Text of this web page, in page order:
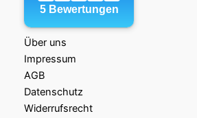
Über uns
Impressum
AGB
Datenschutz
Widerrufsrecht